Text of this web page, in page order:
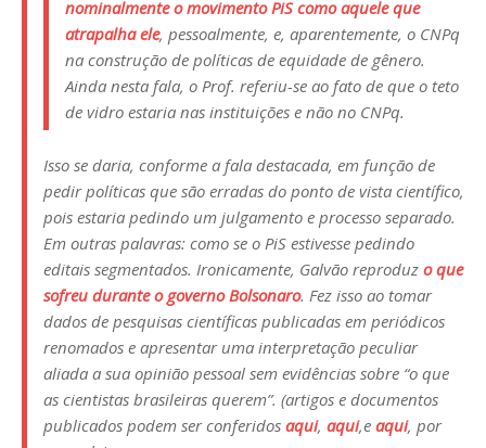
nominalmente o movimento PiS como aquele que
atrapalha ele, pessoalmente, e, aparentemente, o CNPq
na construção de políticas de equidade de gênero.
Ainda nesta fala, o Prof. referiu-se ao fato de que o teto
de vidro estaria nas instituições e não no CNPq.
Isso se daria, conforme a fala destacada, em função de
pedir políticas que são erradas do ponto de vista científico,
pois estaria pedindo um julgamento e processo separado.
Em outras palavras: como se o PiS estivesse pedindo
editais segmentados. Ironicamente, Galvão reproduz o que
sofreu durante o governo Bolsonaro. Fez isso ao tomar
dados de pesquisas científicas publicadas em periódicos
renomados e apresentar uma interpretação peculiar
aliada a sua opinião pessoal sem evidências sobre “o que
as cientistas brasileiras querem”. (artigos e documentos
publicados podem ser conferidos aqui, aqui,e aqui, por